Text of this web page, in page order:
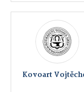
Kovoart